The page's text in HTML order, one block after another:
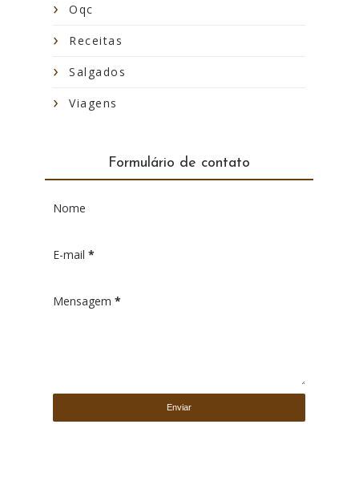
Oqc
Receitas
Salgados
Viagens
Formulário de contato
Nome
E-mail*
Mensagem*